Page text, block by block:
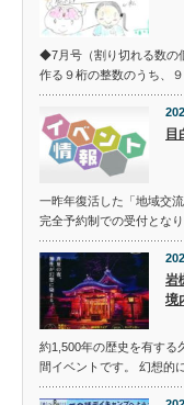
◆7月号（割り切れる数の
作る９桁の整数のうち、
目
一昨年復活した「地域交
完全予約制での受付とな
岩
境
約1,500年の歴史を有する
間イベントです。 幻想的